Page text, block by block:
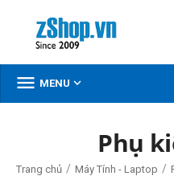
 MENU 
Menu
Phụ
Trang chủ / Máy Tính - Laptop /